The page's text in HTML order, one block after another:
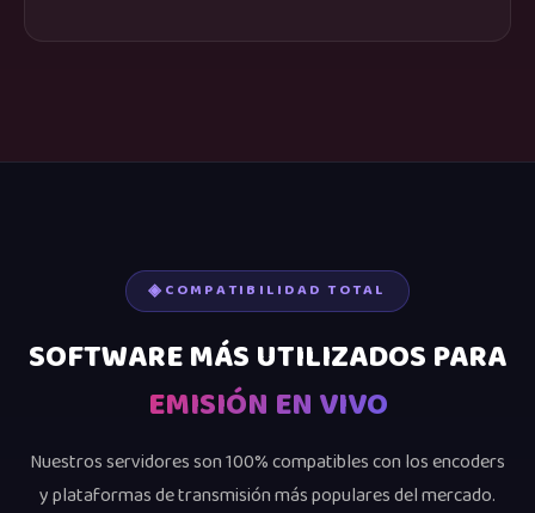
COMPATIBILIDAD TOTAL
SOFTWARE MÁS UTILIZADOS PARA
EMISIÓN EN VIVO
Nuestros servidores son 100% compatibles con los encoders
y plataformas de transmisión más populares del mercado.